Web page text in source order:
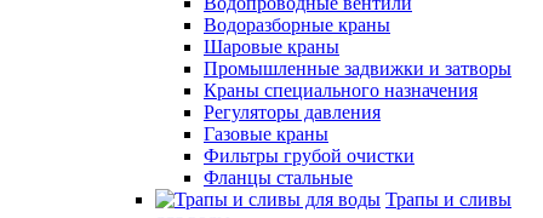
Водоразборные краны
Шаровые краны
Промышленные задвижки и затворы
Краны специального назначения
Регуляторы давления
Газовые краны
Фильтры грубой очистки
Фланцы стальные
Трапы и сливы